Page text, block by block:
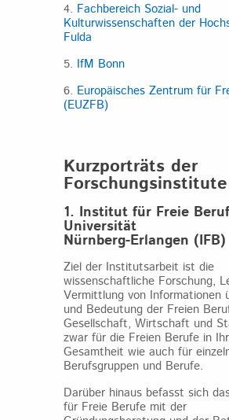
4. Fachbereich Sozial- und
Kulturwissenschaften der
Fulda
5. IfM Bonn
6. Europäisches Zentrum für
(EUZFB)
Kurzporträts der
Forschungsinstitute
1. Institut für Freie
Universität
Nürnberg-Erlangen (IFB)
Ziel der Institutsarbeit ist die
wissenschaftliche Forschung,
Vermittlung von Informationen
und Bedeutung der Freien
Gesellschaft, Wirtschaft und
zwar für die Freien Berufe in
Gesamtheit wie auch für
Berufsgruppen und Berufe.
Darüber hinaus befasst sich
für Freie Berufe mit der